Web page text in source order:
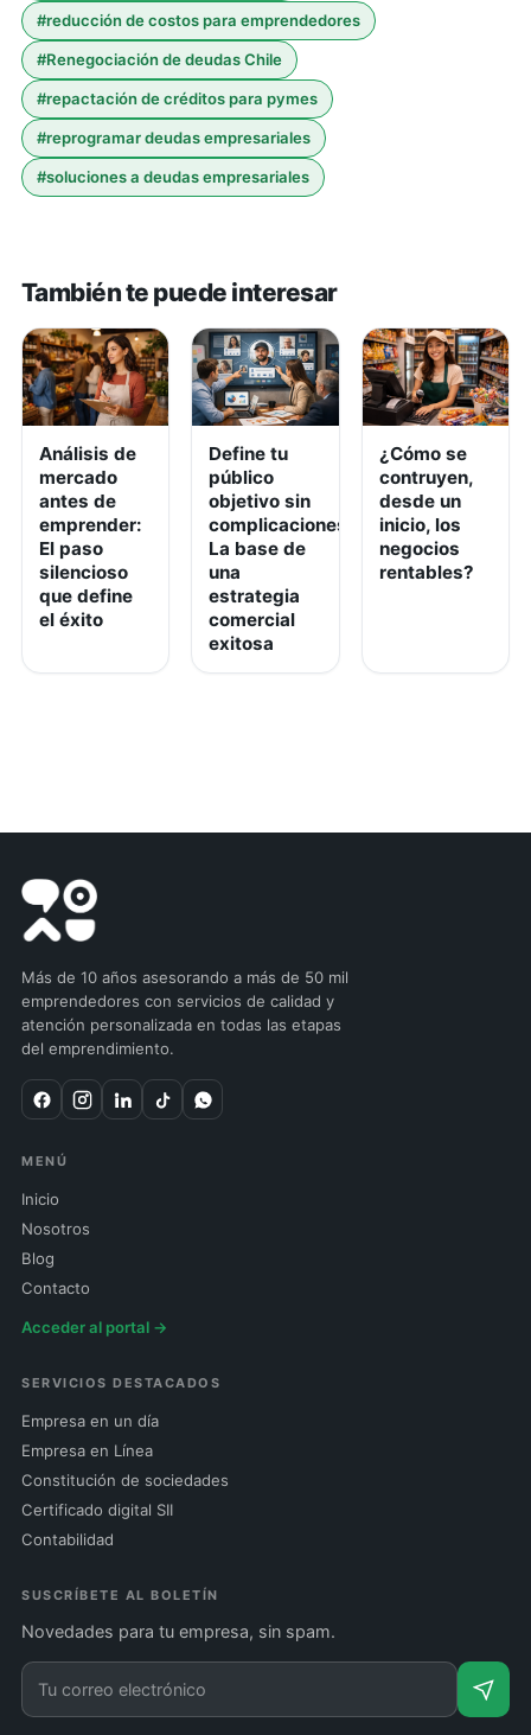
#reducción de costos para emprendedores
#Renegociación de deudas Chile
#repactación de créditos para pymes
#reprogramar deudas empresariales
#soluciones a deudas empresariales
También te puede interesar
Análisis de
mercado
antes de
emprender:
El paso
silencioso
que define
el éxito
Define tu
público
objetivo sin
complicaciones:
La base de
una
estrategia
comercial
exitosa
¿Cómo se
contruyen,
desde un
inicio, los
negocios
rentables?
Más de 10 años asesorando a más de 50 mil
emprendedores con servicios de calidad y
atención personalizada en todas las etapas
del emprendimiento.
MENÚ
Inicio
Nosotros
Blog
Contacto
Acceder al portal →
SERVICIOS DESTACADOS
Empresa en un día
Empresa en Línea
Constitución de sociedades
Certificado digital SII
Contabilidad
SUSCRÍBETE AL BOLETÍN
Novedades para tu empresa, sin spam.